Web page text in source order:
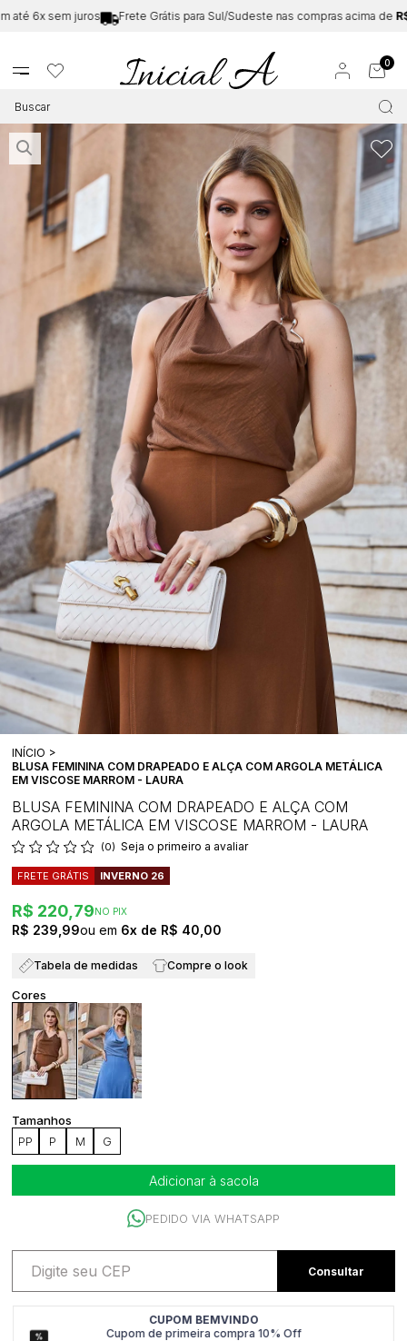
sem juros Frete Grátis para Sul/Sudeste nas compras acima deR$199
0
INÍCIO
BLUSA FEMININA COM DRAPEADO E ALÇA COM ARGOLA METÁLICA
EM VISCOSE MARROM - LAURA
BLUSA FEMININA COM DRAPEADO E ALÇA COM
ARGOLA METÁLICA EM VISCOSE MARROM - LAURA
(0) Seja o primeiro a avaliar
FRETE GRÁTIS INVERNO 26
R$ 220,79NO PIX
R$ 239,99 6x R$ 40,00
Tabela de medidas Compre o look
PP P M G
Adicionar à sacola
PEDIDO VIA WHATSAPP
CUPOM BEMVINDO
Cupom de primeira compra 10% Off